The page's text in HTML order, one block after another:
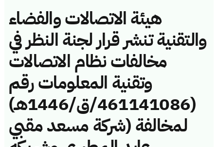
هيئة الاتصالات والفضاء
والتقنية تنشر قرار لجنة النظر في
مخالفات نظام الاتصالات
وتقنية المعلومات رقم
(461141086/ق/1446هـ)
لمخالفة (شركة مسعد مقبي